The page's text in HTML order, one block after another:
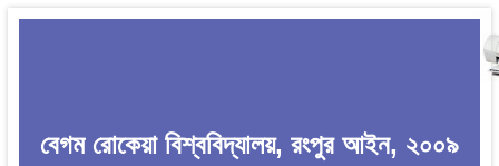
বেগম রোকেয়া বিশ্ববিদ্যালয়, রংপুর আইন, ২০০৯